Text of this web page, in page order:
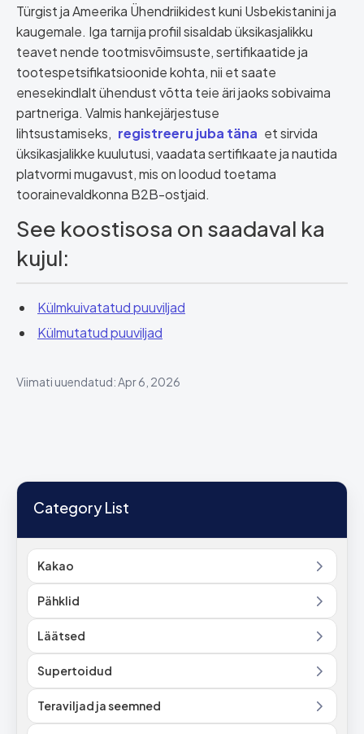
Türgist ja Ameerika Ühendriikidest kuni Usbekistanini ja
kaugemale. Iga tarnija profiil sisaldab üksikasjalikku
teavet nende tootmisvõimsuste, sertifikaatide ja
tootespetsifikatsioonide kohta, nii et saate
enesekindlalt ühendust võtta teie äri jaoks sobivaima
partneriga. Valmis hankejärjestuse
lihtsustamiseks, registreeru juba täna et sirvida
üksikasjalikke kuulutusi, vaadata sertifikaate ja nautida
platvormi mugavust, mis on loodud toetama
toorainevaldkonna B2B-ostjaid.
See koostisosa on saadaval ka
kujul:
Külmkuivatatud puuviljad
Külmutatud puuviljad
Viimati uuendatud: Apr 6, 2026
Category List
Kakao
Pähklid
Läätsed
Supertoidud
Teraviljad ja seemned